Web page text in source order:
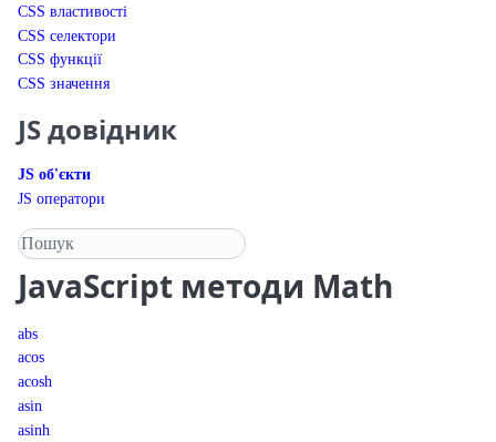
CSS властивості
CSS селектори
CSS функції
CSS значення
JS довідник
JS об'єкти
JS оператори
Пошук у довіднику
JavaScript методи Math
abs
acos
acosh
asin
asinh